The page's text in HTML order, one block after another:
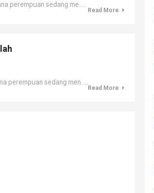
perempuan sedang me.....
Read More
perempuan sedang men.....
Read More